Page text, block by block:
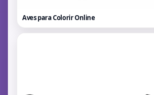
Aves para ColorirOnline